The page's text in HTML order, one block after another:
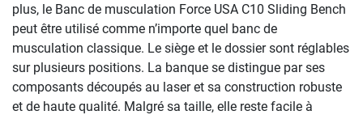
plus, le Banc de musculation Force USA C10 Sliding Bench
peut être utilisé comme n’importe quel banc de
musculation classique. Le siège et le dossier sont réglables
sur plusieurs positions. La banque se distingue par ses
composants découpés au laser et sa construction robuste
et de haute qualité. Malgré sa taille, elle reste facile à